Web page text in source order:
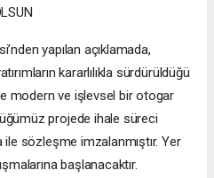
yapılan açıklamada,
kararlılıkla sürdürüldüğü
modern ve işlevsel bir otogar
projede ihale süreci
sözleşme imzalanmıştır. Yer
başlanacaktır.